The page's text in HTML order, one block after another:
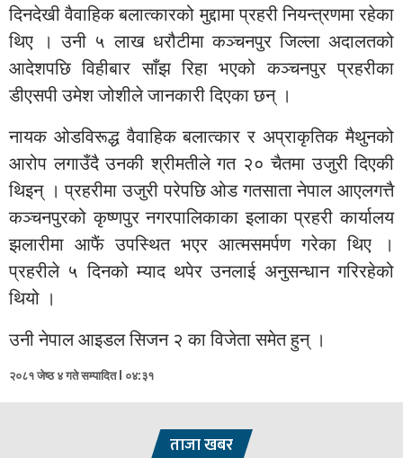
दिनदेखी वैवाहिक बलात्कारको मुद्दामा प्रहरी नियन्त्रणमा रहेका
थिए । उनी ५ लाख धरौटीमा कञ्चनपुर जिल्ला अदालतको
आदेशपछि विहीबार साँझ रिहा भएको कञ्चनपुर प्रहरीका
डीएसपी उमेश जोशीले जानकारी दिएका छन् ।
नायक ओडविरूद्ध वैवाहिक बलात्कार र अप्राकृतिक मैथुनको
आरोप लगाउँदै उनकी श्रीमतीले गत २० चैतमा उजुरी दिएकी
थिइन् । प्रहरीमा उजुरी परेपछि ओड गतसाता नेपाल आएलगत्तै
कञ्चनपुरको कृष्णपुर नगरपालिकाका इलाका प्रहरी कार्यालय
झलारीमा आफैं उपस्थित भएर आत्मसमर्पण गरेका थिए ।
प्रहरीले ५ दिनको म्याद थपेर उनलाई अनुसन्धान गरिरहेको
थियो ।
उनी नेपाल आइडल सिजन २ का विजेता समेत हुन् ।
२०८१ जेष्ठ ४ गते सम्पादित l ०४:३१
ताजा खबर